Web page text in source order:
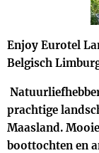
Enjoy Eurotel
Belgisch
prachtige
Maasland.
boottochten en